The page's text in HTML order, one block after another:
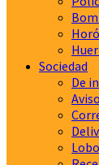
Sociedad
De